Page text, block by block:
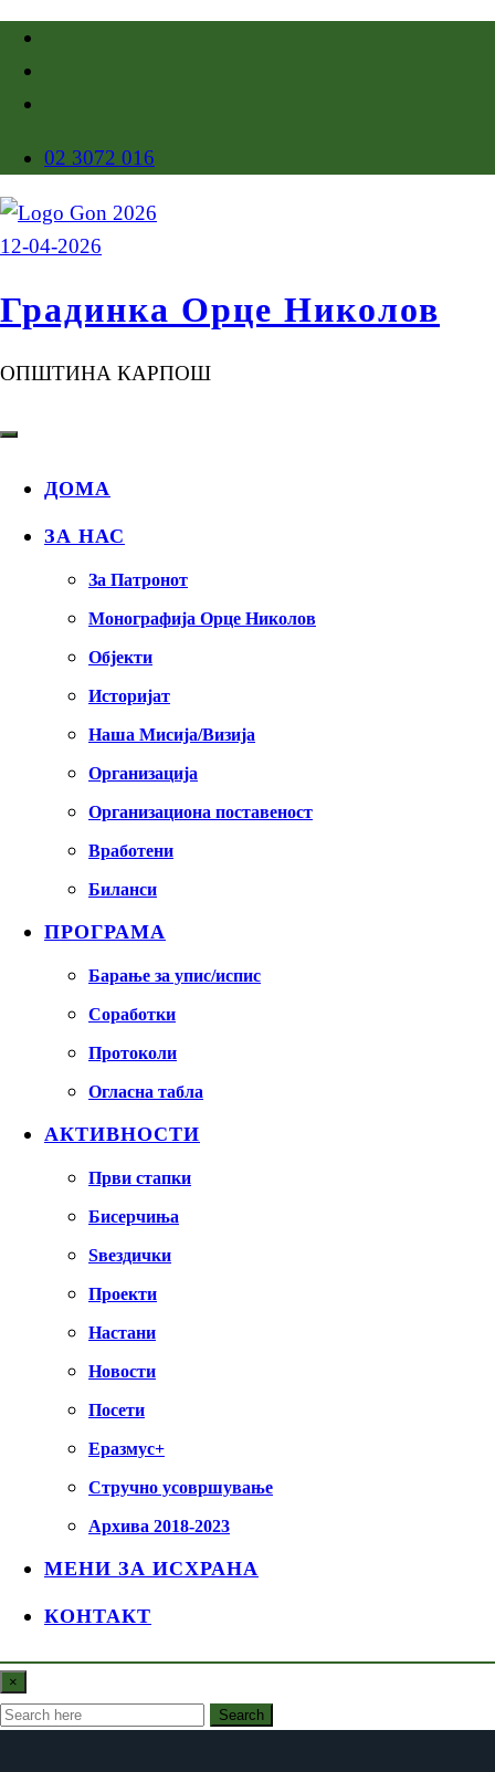
02 3072 016
Градинка Орце Николов
ОПШТИНА КАРПОШ
ДОМА
ЗА НАС
За Патронот
Монографија Орце Николов
Објекти
Историјат
Наша Мисија/Визија
Организација
Организациона поставеност
Вработени
Биланси
ПРОГРАМА
Барање за упис/испис
Соработки
Протоколи
Огласна табла
АКТИВНОСТИ
Први стапки
Бисерчиња
Ѕвездички
Проекти
Настани
Новости
Посети
Еразмус+
Стручно усовршување
Архива 2018-2023
МЕНИ ЗА ИСХРАНА
КОНТАКТ
×
Search